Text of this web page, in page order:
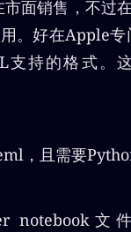
面销售，不过
。好在Apple
支持的格式。
，且需要
notebook文